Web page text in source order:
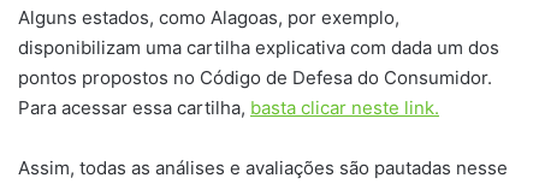
Alguns estados, como Alagoas, por exemplo,
disponibilizam uma cartilha explicativa com dada um dos
pontos propostos no Código de Defesa do Consumidor.
Para acessar essa cartilha, basta clicar neste link.
Assim, todas as análises e avaliações são pautadas nesse